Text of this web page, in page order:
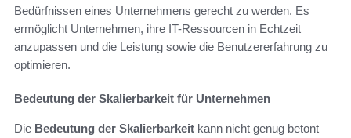
Bedürfnissen eines Unternehmens gerecht zu werden. Es
ermöglicht Unternehmen, ihre IT-Ressourcen in Echtzeit
anzupassen und die Leistung sowie die Benutzererfahrung zu
optimieren.
Bedeutung der Skalierbarkeit für Unternehmen
Die Bedeutung der Skalierbarkeit kann nicht genug betont